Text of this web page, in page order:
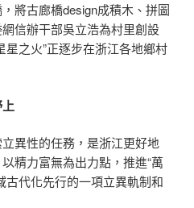
將古廊橋design成積木、拼圖
信辦干部吳立浩為村里創設
之火”正逐步在浙江各地鄉村
異性的任務，是浙江更好地
精力富無為出力點，推進“萬
古代化先行的一項立異軌制和